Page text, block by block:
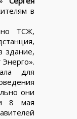
в
ТСЖ,
здание,
для
они
и 8 мая